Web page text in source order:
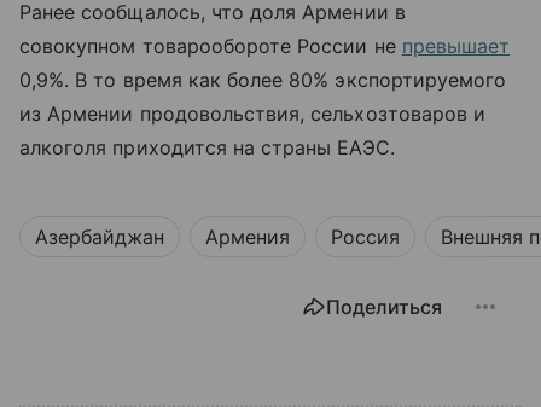
Ранее сообщалось, что доля Армении в
совокупном товарообороте России не превышает
0,9%. В то время как более 80% экспортируемого
из Армении продовольствия, сельхозтоваров и
алкоголя приходится на страны ЕАЭС.
Азербайджан Армения Россия Внешняя
Поделиться